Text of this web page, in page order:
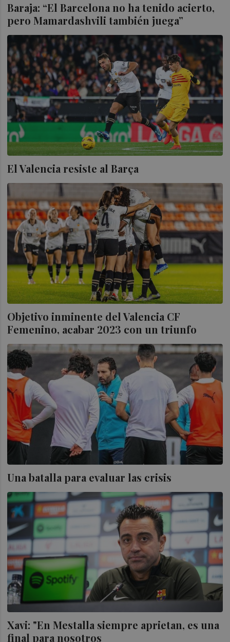
Baraja: “El Barcelona no ha tenido acierto,
pero Mamardashvili también juega”
El Valencia resiste al Barça
Objetivo inminente del Valencia CF
Femenino, acabar 2023 con un triunfo
Una batalla para evaluar las crisis
Xavi: "En Mestalla siempre aprietan, es una
final para nosotros